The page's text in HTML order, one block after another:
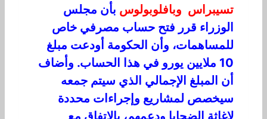
تسيبراس وبافلوبولوس بأن مجلس
الوزراء قرر فتح حساب مصرفي خاص
للمساهمات، وأن الحكومة أودعت مبلغ
10 ملايين يورو في هذا الحساب. وأضاف
أن المبلغ الإجمالي الذي سيتم جمعه
سيخصص لمشاريع وإجراءات محددة